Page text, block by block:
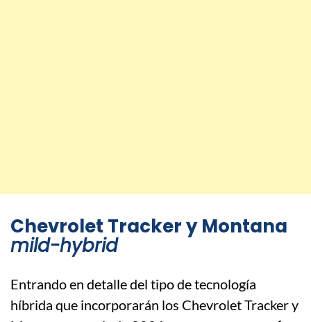
Chevrolet Tracker y Montana
mild-hybrid
Entrando en detalle del tipo de tecnología
híbrida que incorporarán los Chevrolet Tracker y